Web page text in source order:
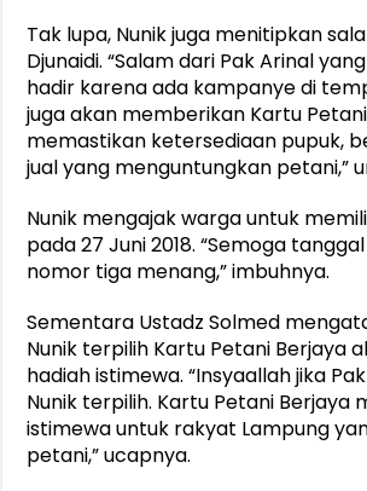
Tak lupa, Nunik juga menitipkan
Djunaidi. “Salam dari Pak Arinal
hadir karena ada kampanye di
juga akan memberikan Kartu
memastikan ketersediaan pupuk,
jual yang menguntungkan petani,”
Nunik mengajak warga untuk
pada 27 Juni 2018. “Semoga
nomor tiga menang,” imbuhnya.
Sementara Ustadz Solmed
Nunik terpilih Kartu Petani Berjaya
hadiah istimewa. “Insyaallah jika
Nunik terpilih. Kartu Petani Berjaya
istimewa untuk rakyat Lampung
petani,” ucapnya.